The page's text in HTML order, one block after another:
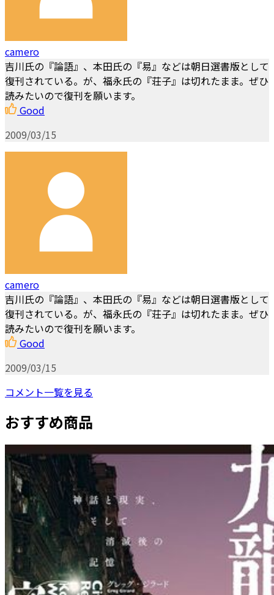
camero
吉川氏の『論語』、本田氏の『易』などは朝日選書版として
復刊されている。が、福永氏の『荘子』は切れたまま。ぜひ
読みたいので復刊を願います。
Good
2009/03/15
camero
吉川氏の『論語』、本田氏の『易』などは朝日選書版として
復刊されている。が、福永氏の『荘子』は切れたまま。ぜひ
読みたいので復刊を願います。
Good
2009/03/15
コメント一覧を見る
おすすめ商品